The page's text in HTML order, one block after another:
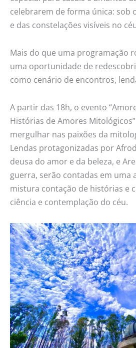
celebrarem de forma única: sob
e das constelações visíveis no
Mais do que uma programação
uma oportunidade de
como cenário de encontros,
A partir das 18h, o evento
Histórias de Amores
mergulhar nas paixões da
Lendas protagonizadas por
deusa do amor e da beleza, e
guerra, serão contadas em uma
mistura contação de histórias e
ciência e contemplação do céu.